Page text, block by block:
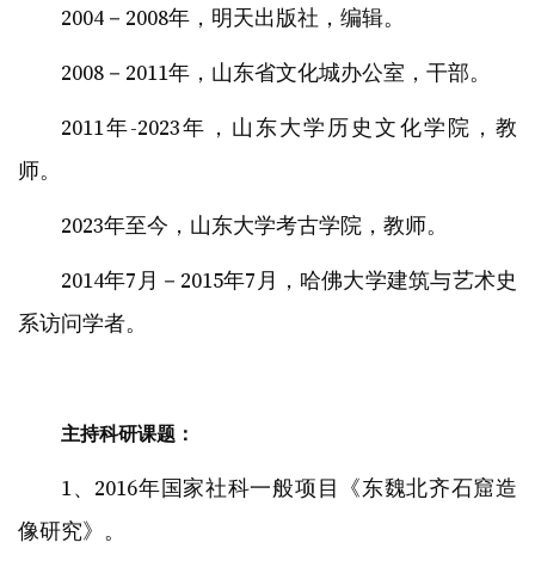
2004－2008年，明天出版社，编辑。
2008－2011年，山东省文化城办公室，干部。
2011年-2023年，山东大学历史文化学院，教
师。
2023年至今，山东大学考古学院，教师。
2014年7月－2015年7月，哈佛大学建筑与艺术史
系访问学者。
主持科研课题：
1、2016年国家社科一般项目《东魏北齐石窟造
像研究》。